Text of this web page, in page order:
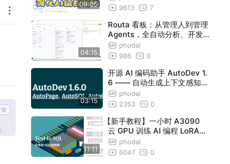
09:05
9613
7
04:15
Routa 看板：从管理人到管理
Agents，全自动分析、开发
和 code review 需求。
phodal
986
0
03:15
开源 AI 编码助手 AutoDev 1.
6 —— 自动生成上下文感知代
码：AutoPage、AutoSQL、
AutoCRUD
phodal
2353
0
11:11
【新手教程】一小时 A3090
云 GPU 训练 AI 编程 LoRA：
文本转 SQL 的 LoRA + LLaM
A
phodal
6047
0